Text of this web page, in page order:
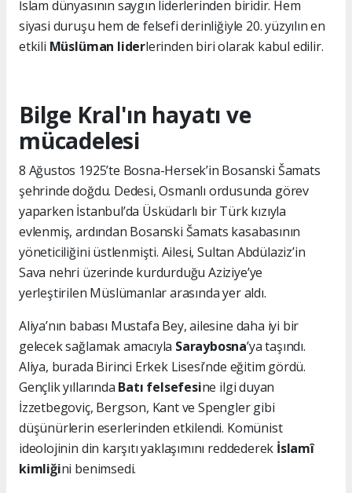
İslam dünyasının saygın liderlerinden biridir. Hem
siyasi duruşu hem de felsefi derinliğiyle 20. yüzyılın en
etkili Müslüman liderlerinden biri olarak kabul edilir.
Bilge Kral'ın hayatı ve
mücadelesi
8 Ağustos 1925’te Bosna-Hersek’in Bosanski Šamats
şehrinde doğdu. Dedesi, Osmanlı ordusunda görev
yaparken İstanbul’da Üsküdarlı bir Türk kızıyla
evlenmiş, ardından Bosanski Šamats kasabasının
yöneticiliğini üstlenmişti. Ailesi, Sultan Abdülaziz’in
Sava nehri üzerinde kurdurduğu Aziziye’ye
yerleştirilen Müslümanlar arasında yer aldı.
Aliya’nın babası Mustafa Bey, ailesine daha iyi bir
gelecek sağlamak amacıyla Saraybosna’ya taşındı.
Aliya, burada Birinci Erkek Lisesi’nde eğitim gördü.
Gençlik yıllarında Batı felsefesine ilgi duyan
İzzetbegoviç, Bergson, Kant ve Spengler gibi
düşünürlerin eserlerinden etkilendi. Komünist
ideolojinin din karşıtı yaklaşımını reddederek İslamî
kimliğini benimsedi.